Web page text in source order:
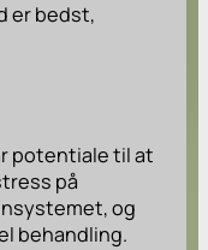
er bedst,
potentiale til at
på
og
behandling.